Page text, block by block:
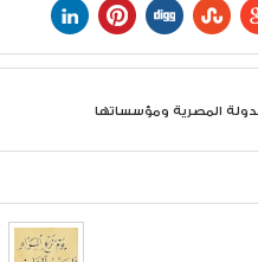
المصرية ومؤسساتها